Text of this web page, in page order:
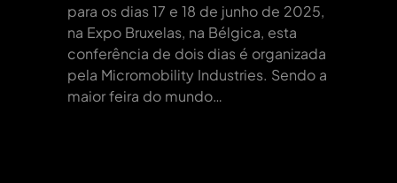
para os dias 17 e 18 de junho de 2025,
na Expo Bruxelas, na Bélgica, esta
conferência de dois dias é organizada
pela Micromobility Industries. Sendo a
maior feira do mundo…